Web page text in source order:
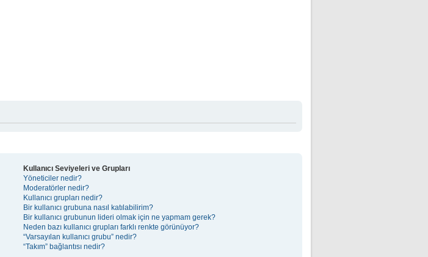
Kullanıcı Seviyeleri ve Grupları
Yöneticiler nedir?
Moderatörler nedir?
Kullanıcı grupları nedir?
Bir kullanıcı grubuna nasıl katılabilirim?
Bir kullanıcı grubunun lideri olmak için ne yapmam gerek?
Neden bazı kullanıcı grupları farklı renkte görünüyor?
“Varsayılan kullanıcı grubu” nedir?
“Takım” bağlantısı nedir?